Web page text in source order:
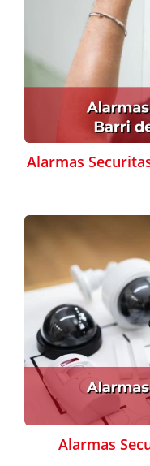
Alarmas
Alarmas